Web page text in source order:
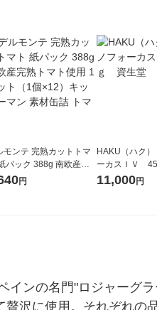
モンテ 完熟カットトマ
パック 388g 南欧産完
マト使用 1セット（1個
円
HAKU（ハク
ーカスＩＶ
堂 おまけ付き
11,000円
インの名門"ロジャーグ
沢に使用。それぞれの